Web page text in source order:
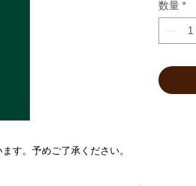
数量 *
す。予めご了承ください。